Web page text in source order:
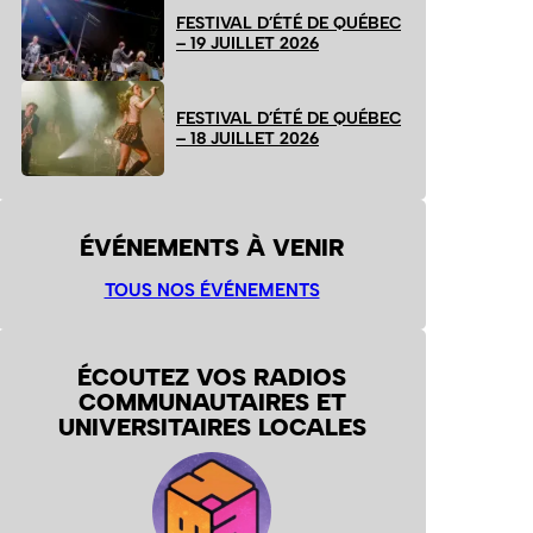
FESTIVAL D’ÉTÉ DE QUÉBEC
– 19 JUILLET 2026
FESTIVAL D’ÉTÉ DE QUÉBEC
– 18 JUILLET 2026
ÉVÉNEMENTS À VENIR
TOUS NOS ÉVÉNEMENTS
ÉCOUTEZ VOS RADIOS
COMMUNAUTAIRES ET
UNIVERSITAIRES LOCALES